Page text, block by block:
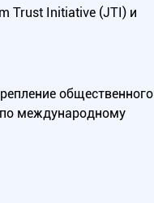
Trust Initiative (JTI) и
общественного
международному